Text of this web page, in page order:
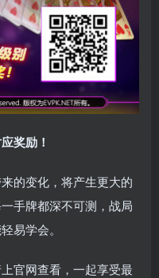
奖励！
的变化，将产生更大的
手牌都深不可测，战局
易学会。
官网查看，一起享受最